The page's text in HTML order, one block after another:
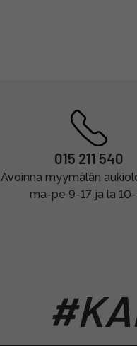
015 211 540
Avoinna myymälän
ma-pe 9-17 ja la 10-